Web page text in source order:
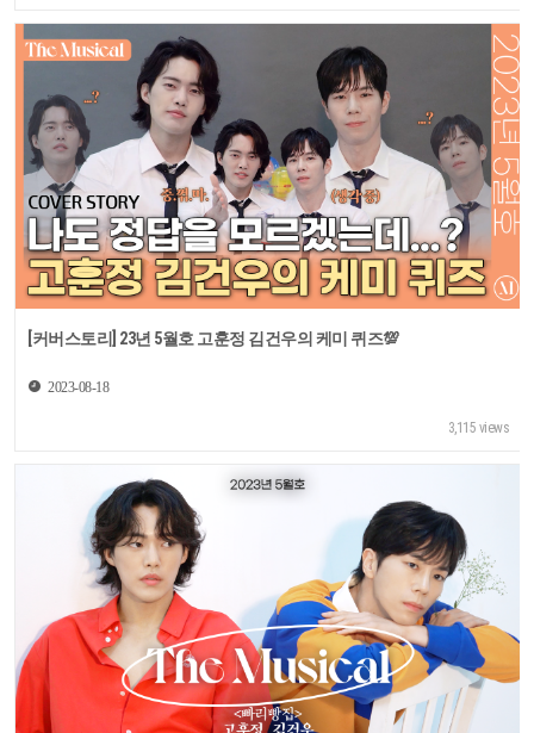
[커버스토리] 23년 5월호 고훈정 김건우의 케미 퀴즈💯
2023-08-18
3,115 views